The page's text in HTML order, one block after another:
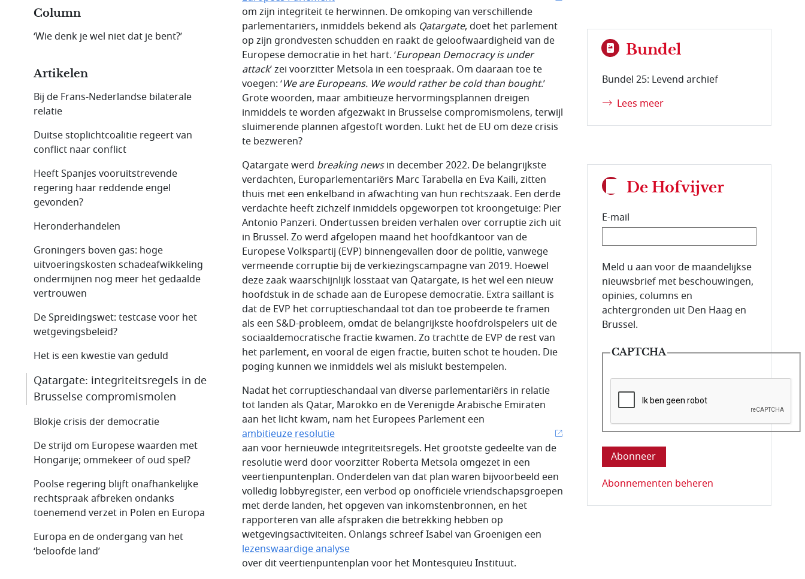
om zijn integriteit te herwinnen. De omkoping van verschillende
parlementariërs, inmiddels bekend als Qatargate, doet het parlement
op zijn grondvesten schudden en raakt de geloofwaardigheid van de
Europese democratie in het hart. ‘European Democracy is under
attack’ zei voorzitter Metsola in een toespraak. Om daaraan toe te
voegen: ‘We are Europeans. We would rather be cold than bought.’
Grote woorden, maar ambitieuze hervormingsplannen dreigen
inmiddels te worden afgezwakt in Brusselse compromismolens, terwijl
sluimerende plannen afgestoft worden. Lukt het de EU om deze crisis
te bezweren?
Qatargatewerd breaking newsin december 2022. De belangrijkste
verdachten, Europarlementariërs Marc Tarabella en Eva Kaili, zitten
thuis met een enkelband in afwachting van hun rechtszaak. Een derde
verdachte heeft zichzelf inmiddels opgeworpen tot kroongetuige: Pier
Antonio Panzeri. Ondertussen breiden verhalen over corruptie zich uit
in Brussel. Zo werd afgelopen maand het hoofdkantoor van de
Europese Volkspartij (EVP) binnengevallen door de politie, vanwege
vermeende corruptie bij de verkiezingscampagne van 2019. Hoewel
deze zaak waarschijnlijk losstaat van Qatargate, is het wel een nieuw
hoofdstuk in de schade aan de Europese democratie. Extra saillant is
dat de EVP het corruptieschandaal tot dan toe probeerde teframen
als een S&D-probleem, omdat de belangrijkste hoofdrolspelers uit de
sociaaldemocratische fractie kwamen. Zo trachtte de EVP de rest van
het parlement, en vooral de eigen fractie, buiten schot te houden. Die
poging kunnen we inmiddels wel als mislukt bestempelen.
Nadat het corruptieschandaal van diverse parlementariërs in relatie
tot landen als Qatar, Marokko en de Verenigde Arabische Emiraten
aan het licht kwam, nam het Europees Parlement een
ambitieuze resolutie
aan voor hernieuwde integriteitsregels. Het grootste gedeelte van de
resolutie werd door voorzitter Roberta Metsola omgezet in een
veertienpuntenplan. Onderdelen van dat plan waren bijvoorbeeld een
volledig lobbyregister, een verbod op onofficiële vriendschapsgroepen
met derde landen, het opgeven van inkomstenbronnen, en het
rapporteren van alle afspraken die betrekking hebben op
wetgevingsactiviteiten. Onlangs schreef Isabel van Groenigen een
lezenswaardige analyse
over dit veertienpuntenplan voor het Montesquieu Instituut.
Column
‘Wie denk je wel niet dat je bent?’
Artikelen
Bij de Frans-Nederlandse bilaterale
relatie
Duitse stoplichtcoalitie regeert van
conflict naar conflict
Heeft Spanjes vooruitstrevende
regering haar reddende engel
gevonden?
Heronderhandelen
Groningers boven gas: hoge
uitvoeringskosten schadeafwikkeling
ondermijnen nog meer het gedaalde
vertrouwen
De Spreidingswet: testcase voor het
wetgevingsbeleid?
Het is een kwestie van geduld
Qatargate: integriteitsregels in de
Brusselse compromis­molen
Blokje crisis der democratie
De strijd om Europese waarden met
Hongarije; ommekeer of oud spel?
Poolse regering blijft onafhankelijke
rechtspraak afbreken ondanks
toenemend verzet in Polen en Europa
Europa en de ondergang van het
‘beloofde land’
Bundel
Bundel 25: Levend archief
Lees meer
De Hofvijver
E-mail
E-mailadres van de abonnee.
Meld u aan voor de maandelijkse
nieuwsbrief met beschouwingen,
opinies, columns en
achtergronden uit Den Haag en
Brussel.
CAPTCHA
Deze vraag is om te controleren dat u
Abonnementen beheren